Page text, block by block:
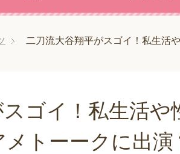
二刀流大谷翔平がスゴイ！私生活
ゴイ！私生活や
トーークに出演